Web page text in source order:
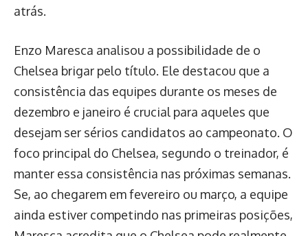
atrás.
Enzo Maresca analisou a possibilidade de o
Chelsea brigar pelo título. Ele destacou que a
consistência das equipes durante os meses de
dezembro e janeiro é crucial para aqueles que
desejam ser sérios candidatos ao campeonato. O
foco principal do Chelsea, segundo o treinador, é
manter essa consistência nas próximas semanas.
Se, ao chegarem em fevereiro ou março, a equipe
ainda estiver competindo nas primeiras posições,